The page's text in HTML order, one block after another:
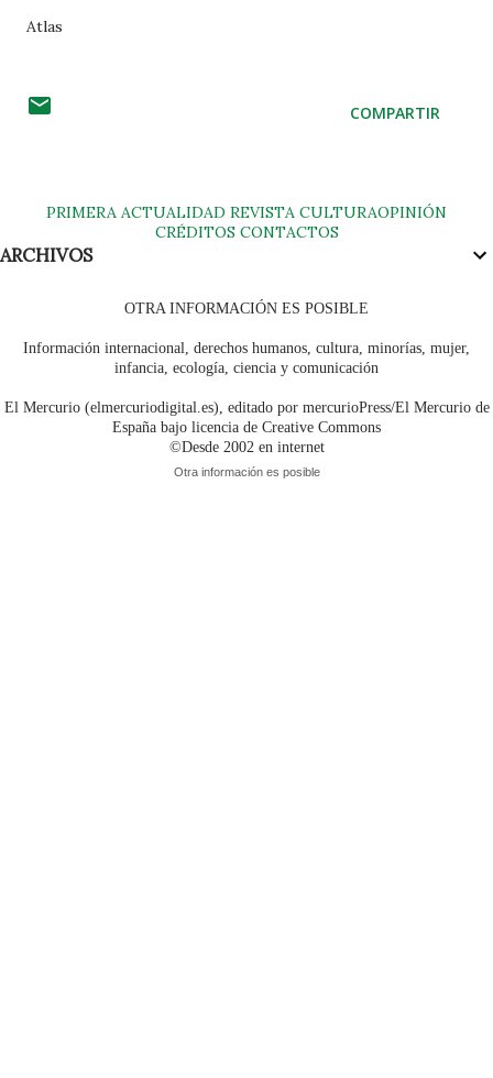
Atlas
COMPARTIR
PRIMERA ACTUALIDAD REVISTA CULTURAOPINIÓN
CRÉDITOSCONTACTOS
ARCHIVOS
OTRA INFORMACIÓN ES POSIBLE
Información internacional, derechos humanos, cultura, minorías, mujer,
infancia, ecología, ciencia y comunicación
El Mercurio (elmercuriodigital.es), editado por mercurioPress/El Mercurio de
España bajo licencia de Creative Commons
©Desde 2002 en internet
Otra información es posible